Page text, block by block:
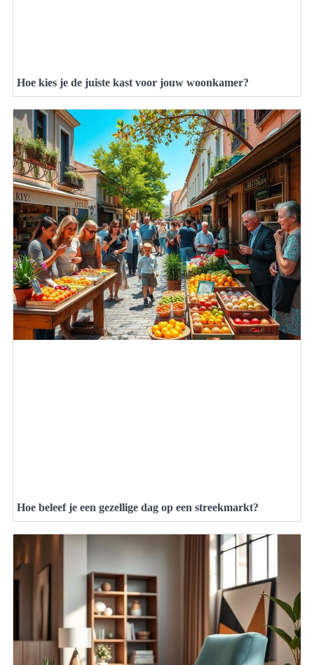
Hoe kies je de juiste kast voor jouw woonkamer?
Hoe beleef je een gezellige dag op een streekmarkt?